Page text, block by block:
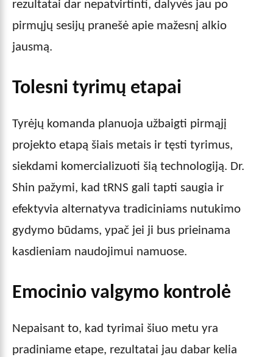
rezultatai dar nepatvirtinti, dalyvės jau po
pirmųjų sesijų pranešė apie mažesnį alkio
jausmą.
Tolesni tyrimų etapai
Tyrėjų komanda planuoja užbaigti pirmąjį
projekto etapą šiais metais ir tęsti tyrimus,
siekdami komercializuoti šią technologiją. Dr.
Shin pažymi, kad tRNS gali tapti saugia ir
efektyvia alternatyva tradiciniams nutukimo
gydymo būdams, ypač jei ji bus prieinama
kasdieniam naudojimui namuose.
Emocinio valgymo kontrolė
Nepaisant to, kad tyrimai šiuo metu yra
pradiniame etape, rezultatai jau dabar kelia